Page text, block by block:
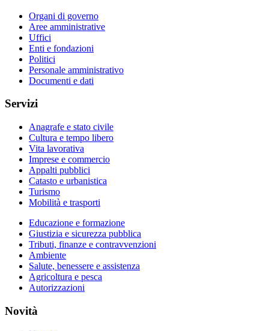
Organi di governo
Aree amministrative
Uffici
Enti e fondazioni
Politici
Personale amministrativo
Documenti e dati
Servizi
Anagrafe e stato civile
Cultura e tempo libero
Vita lavorativa
Imprese e commercio
Appalti pubblici
Catasto e urbanistica
Turismo
Mobilità e trasporti
Educazione e formazione
Giustizia e sicurezza pubblica
Tributi, finanze e contravvenzioni
Ambiente
Salute, benessere e assistenza
Agricoltura e pesca
Autorizzazioni
Novità